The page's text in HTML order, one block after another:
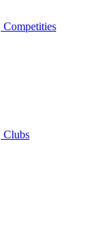
Competities
Clubs